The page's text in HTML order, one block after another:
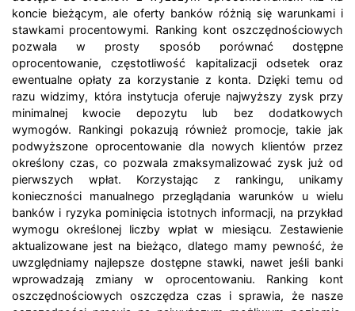
koncie bieżącym, ale oferty banków różnią się warunkami i
stawkami procentowymi. Ranking kont oszczędnościowych
pozwala w prosty sposób porównać dostępne
oprocentowanie, częstotliwość kapitalizacji odsetek oraz
ewentualne opłaty za korzystanie z konta. Dzięki temu od
razu widzimy, która instytucja oferuje najwyższy zysk przy
minimalnej kwocie depozytu lub bez dodatkowych
wymogów. Rankingi pokazują również promocje, takie jak
podwyższone oprocentowanie dla nowych klientów przez
określony czas, co pozwala zmaksymalizować zysk już od
pierwszych wpłat. Korzystając z rankingu, unikamy
konieczności manualnego przeglądania warunków u wielu
banków i ryzyka pominięcia istotnych informacji, na przykład
wymogu określonej liczby wpłat w miesiącu. Zestawienie
aktualizowane jest na bieżąco, dlatego mamy pewność, że
uwzględniamy najlepsze dostępne stawki, nawet jeśli banki
wprowadzają zmiany w oprocentowaniu. Ranking kont
oszczędnościowych oszczędza czas i sprawia, że nasze